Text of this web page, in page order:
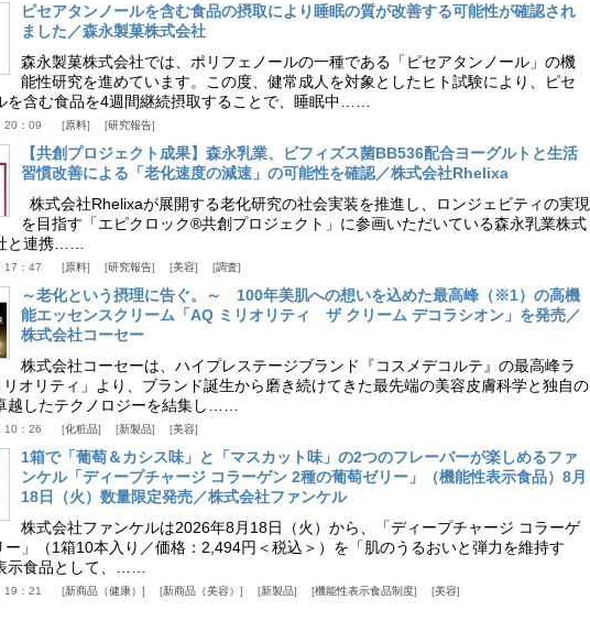
ピセアタンノールを含む食品の摂取により睡眠の質が改善する可能性が確認され
ました／森永製菓株式会社
森永製菓株式会社では、ポリフェノールの一種である「ピセアタンノール」の機
能性研究を進めています。この度、健常成人を対象としたヒト試験により、ピセ
を含む食品を4週間継続摂取することで、睡眠中……
20：09 原料 研究報告
【共創プロジェクト成果】森永乳業、ビフィズス菌BB536配合ヨーグルトと生活
習慣改善による「老化速度の減速」の可能性を確認／株式会社Rhelixa
株式会社Rhelixaが展開する老化研究の社会実装を推進し、ロンジェビティの実現
を目指す「エピクロック®共創プロジェクト」に参画いただいている森永乳業株式
と連携……
17：47 原料 研究報告 美容 調査
～老化という摂理に告ぐ。～ 100年美肌への想いを込めた最高峰（※1）の高機
能エッセンスクリーム「AQ ミリオリティ ザ クリーム デコラシオン」を発売／
株式会社コーセー
株式会社コーセーは、ハイプレステージブランド『コスメデコルテ』の最高峰ラ
オリティ」より、ブランド誕生から磨き続けてきた最先端の美容皮膚科学と独自の
越したテクノロジーを結集し……
10：26 化粧品 新製品 美容
1箱で「葡萄＆カシス味」と「マスカット味」の2つのフレーバーが楽しめるファ
ンケル「ディープチャージ コラーゲン 2種の葡萄ゼリー」（機能性表示食品）8月
18日（火）数量限定発売／株式会社ファンケル
株式会社ファンケルは2026年8月18日（火）から、「ディープチャージ コラーゲ
ー」（1箱10本入り／価格：2,494円＜税込＞）を「肌のうるおいと弾力を維持す
示食品として、……
19：21 新商品（健康） 新商品（美容） 新製品 機能性表示食品制度 美容